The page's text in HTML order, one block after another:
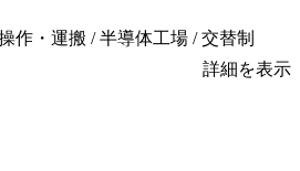
作・運搬 / 半導体工場 / 交替制
詳細を表示